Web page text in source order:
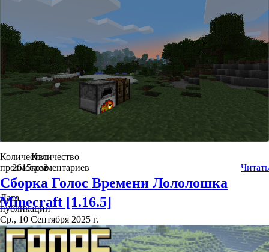
Количество
просмотров
2615
Количество
комментариев
2 Читать
Сборка Голос Времени Лололошка
Minecraft [1.16.5]
Дата
публикации
Ср., 10 Сентября 2025 г.